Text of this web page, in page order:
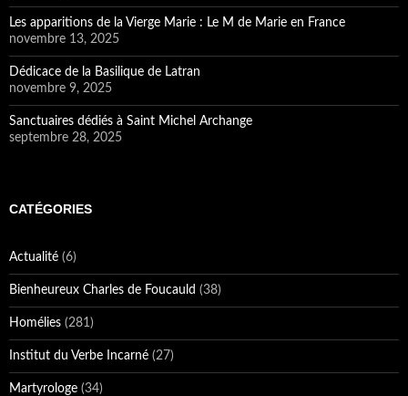
Les apparitions de la Vierge Marie : Le M de Marie en France
novembre 13, 2025
Dédicace de la Basilique de Latran
novembre 9, 2025
Sanctuaires dédiés à Saint Michel Archange
septembre 28, 2025
CATÉGORIES
Actualité (6)
Bienheureux Charles de Foucauld (38)
Homélies (281)
Institut du Verbe Incarné (27)
Martyrologe (34)